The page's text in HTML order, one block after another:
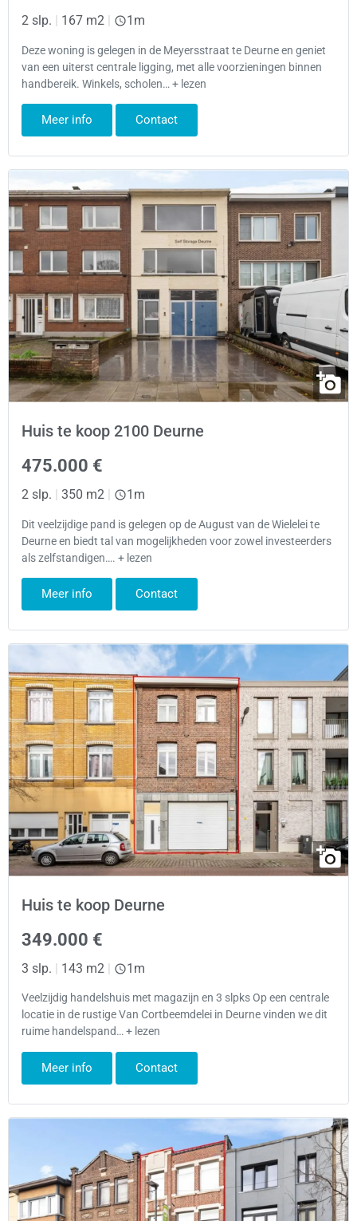
2 slp. 167 m2 1m
Deze woning is gelegen in de Meyersstraat te Deurne en geniet
van een uiterst centrale ligging, met alle voorzieningen binnen
handbereik. Winkels, scholen… + lezen
Meer info Contact
Huis te koop 2100 Deurne
475.000 €
2 slp. 350 m2 1m
Dit veelzijdige pand is gelegen op de August van de Wielelei te
Deurne en biedt tal van mogelijkheden voor zowel investeerders
als zelfstandigen…. + lezen
Meer info Contact
Huis te koop Deurne
349.000 €
3 slp. | 143 m2 | 1m
Veelzijdig handelshuis met magazijn en 3 slpks Op een centrale
locatie in de rustige Van Cortbeemdelei in Deurne vinden we dit
ruime handelspand… + lezen
Meer info Contact